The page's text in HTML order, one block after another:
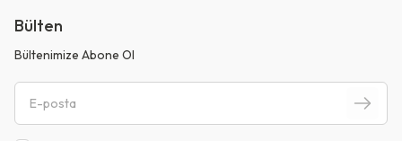
Bülten
Bültenimize Abone Ol